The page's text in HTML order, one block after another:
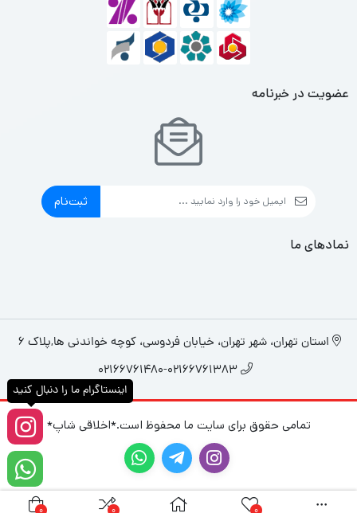
عضویت در خبرنامه
ثبت‌نام
نمادهای ما
استان تهران، شهر تهران، خیابان فردوسی، کوچه خواندنی ها,پلاک 6
02166761480-02166761383
تمامی حقوق برای سایت ما محفوظ است.*اخلاقی شاپ*
اینستاگرام ما را دنبال کنید